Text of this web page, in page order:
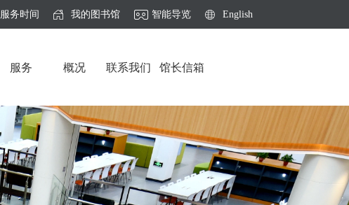
服务时间 我的图书馆 智能导览 English
服务 概况 联系我们 馆长信箱